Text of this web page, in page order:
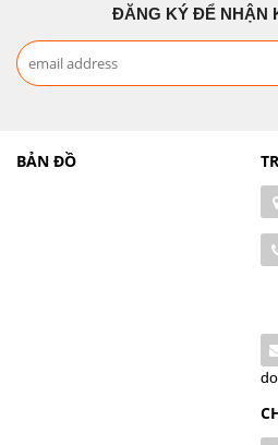
ĐĂNG KÝ ĐỂ NHẬN
BẢN ĐỒ